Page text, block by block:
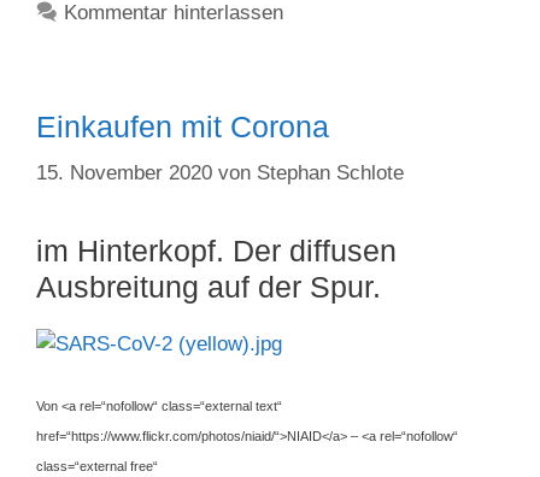
Kommentar hinterlassen
Einkaufen mit Corona
15. November 2020 von Stephan Schlote
im Hinterkopf. Der diffusen
Ausbreitung auf der Spur.
Von <a rel=“nofollow“ class=“external text“
href=“https://www.flickr.com/photos/niaid/“>NIAID</a> – <a rel=“nofollow“
class=“external free“